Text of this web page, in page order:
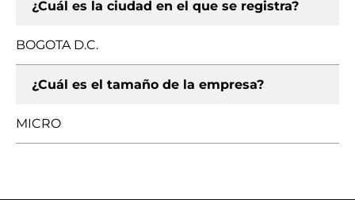
¿Cuál es la ciudad en el que se registra?
BOGOTA D.C.
¿Cuál es el tamaño de la empresa?
MICRO